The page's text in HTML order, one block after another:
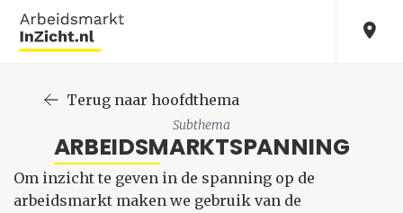
Terug naar hoofdthema
Subthema
ARBEIDSMARKTSPANNING
Om inzicht te geven in de spanning op de
arbeidsmarkt maken we gebruik van de